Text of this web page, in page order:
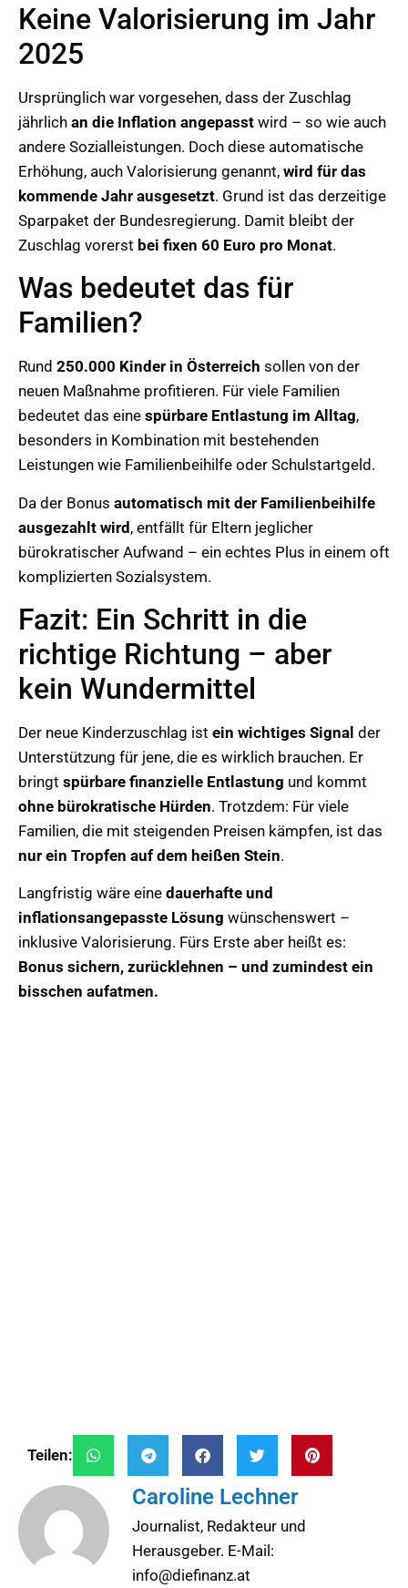
Keine Valorisierung im Jahr
2025
Ursprünglich war vorgesehen, dass der Zuschlag
jährlich an die Inflation angepasst wird – so wie auch
andere Sozialleistungen. Doch diese automatische
Erhöhung, auch Valorisierung genannt, wird für das
kommende Jahr ausgesetzt. Grund ist das derzeitige
Sparpaket der Bundesregierung. Damit bleibt der
Zuschlag vorerst bei fixen 60 Euro pro Monat.
Was bedeutet das für
Familien?
Rund 250.000 Kinder in Österreich sollen von der
neuen Maßnahme profitieren. Für viele Familien
bedeutet das eine spürbare Entlastung im Alltag,
besonders in Kombination mit bestehenden
Leistungen wie Familienbeihilfe oder Schulstartgeld.
Da der Bonus automatisch mit der Familienbeihilfe
ausgezahlt wird, entfällt für Eltern jeglicher
bürokratischer Aufwand – ein echtes Plus in einem oft
komplizierten Sozialsystem.
Fazit: Ein Schritt in die
richtige Richtung – aber
kein Wundermittel
Der neue Kinderzuschlag ist ein wichtiges Signal der
Unterstützung für jene, die es wirklich brauchen. Er
bringt spürbare finanzielle Entlastung und kommt
ohne bürokratische Hürden. Trotzdem: Für viele
Familien, die mit steigenden Preisen kämpfen, ist das
nur ein Tropfen auf dem heißen Stein.
Langfristig wäre eine dauerhafte und
inflationsangepasste Lösung wünschenswert –
inklusive Valorisierung. Fürs Erste aber heißt es:
Bonus sichern, zurücklehnen – und zumindest ein
bisschen aufatmen.
Teilen:
Caroline Lechner
Journalist, Redakteur und
Herausgeber. E-Mail:
info@diefinanz.at